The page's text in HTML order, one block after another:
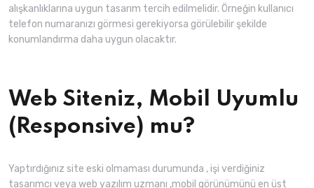
alışkanlıklarına uygun tasarım tercih edilmelidir. Örneğin kullanıcı
telefon numaranızı görmesi gerekiyorsa görülebilir şekilde
konumlandırma daha uygun olacaktır.
Web Siteniz, Mobil Uyumlu
(Responsive) mu?
Yaptırdığınız site eski olmaması durumunda , işi verdiğiniz
tasarımcı veya web yazılım uzmanı ,mobil görünümünü en üst